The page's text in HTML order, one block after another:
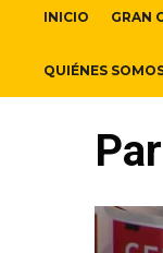
INICIO GRAN
QUIÉNES